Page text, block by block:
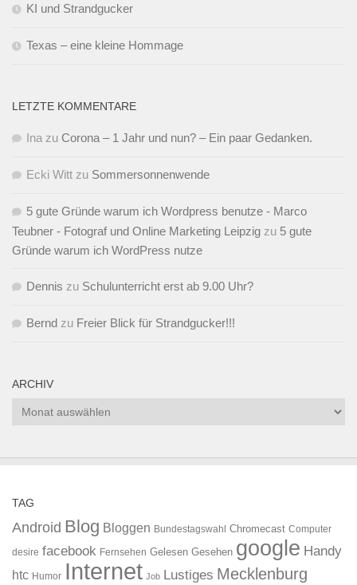
KI und Strandgucker
Texas – eine kleine Hommage
LETZTE KOMMENTARE
Ina zu Corona – 1 Jahr und nun? – Ein paar Gedanken.
Ecki Witt zu Sommersonnenwende
5 gute Gründe warum ich Wordpress benutze - Marco
Teubner - Fotograf und Online Marketing Leipzig zu 5 gute
Gründe warum ich WordPress nutze
Dennis zu Schulunterricht erst ab 9.00 Uhr?
Bernd zu Freier Blick für Strandgucker!!!
ARCHIV
Archiv
TAG
Android Blog Bloggen Bundestagswahl Chromecast Computer
desire facebook Fernsehen Gelesen Gesehen google Handy
htc Humor Internet Job Lustiges Mecklenburg